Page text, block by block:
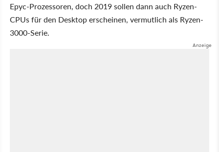
Epyc-Prozessoren, doch 2019 sollen dann auch Ryzen-
CPUs für den Desktop erscheinen, vermutlich als Ryzen-
3000-Serie.